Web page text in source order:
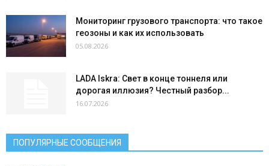
Мониторинг грузового транспорта: что такое
геозоны и как их использовать
05.08.2026
LADA Iskra: Свет в конце тоннеля или
дорогая иллюзия? Честный разбор...
16.07.2026
ПОПУЛЯРНЫЕ СООБЩЕНИЯ